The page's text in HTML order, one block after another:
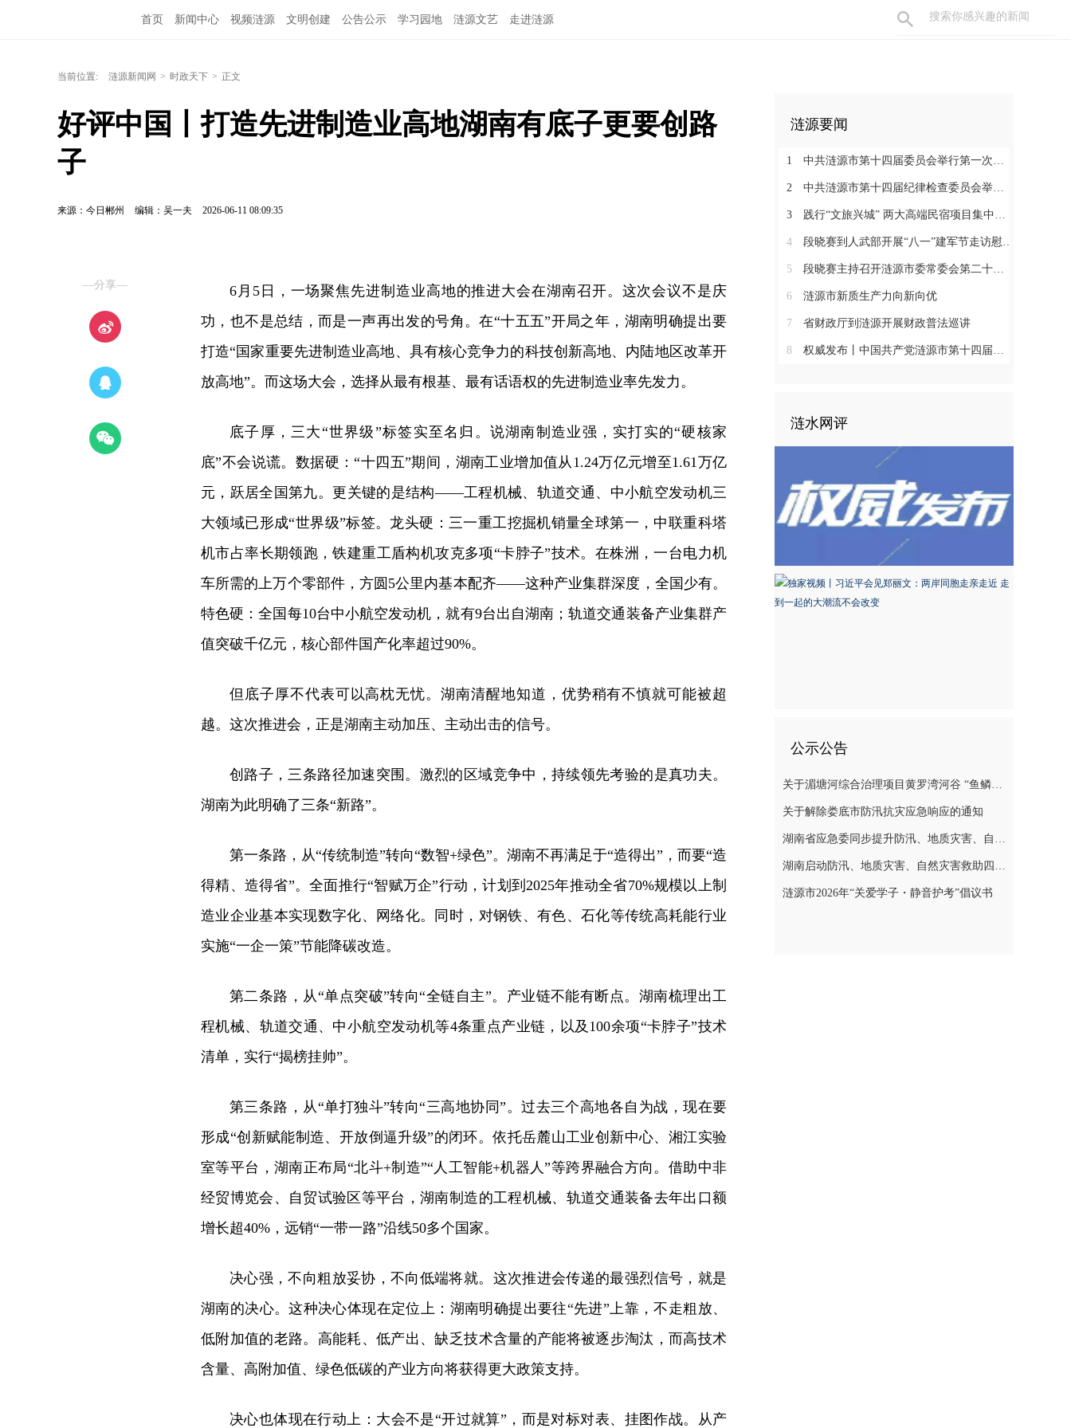
首页 新闻中心 视频涟源 文明创建 公告公示 学习园地 涟源文艺 走进涟源
当前位置: 涟源新闻网 > 时政天下 > 正文
好评中国丨打造先进制造业高地湖南有底子更要创路
子
来源：今日郴州 编辑：吴一夫 2026-06-11 08:09:35
—分享—
6月5日，一场聚焦先进制造业高地的推进大会在湖南召开。这次会议不是庆
功，也不是总结，而是一声再出发的号角。在“十五五”开局之年，湖南明确提出要
打造“国家重要先进制造业高地、具有核心竞争力的科技创新高地、内陆地区改革开
放高地”。而这场大会，选择从最有根基、最有话语权的先进制造业率先发力。
底子厚，三大“世界级”标签实至名归。说湖南制造业强，实打实的“硬核家
底”不会说谎。数据硬：“十四五”期间，湖南工业增加值从1.24万亿元增至1.61万亿
元，跃居全国第九。更关键的是结构——工程机械、轨道交通、中小航空发动机三
大领域已形成“世界级”标签。龙头硬：三一重工挖掘机销量全球第一，中联重科塔
机市占率长期领跑，铁建重工盾构机攻克多项“卡脖子”技术。在株洲，一台电力机
车所需的上万个零部件，方圆5公里内基本配齐——这种产业集群深度，全国少有。
特色硬：全国每10台中小航空发动机，就有9台出自湖南；轨道交通装备产业集群产
值突破千亿元，核心部件国产化率超过90%。
但底子厚不代表可以高枕无忧。湖南清醒地知道，优势稍有不慎就可能被超
越。这次推进会，正是湖南主动加压、主动出击的信号。
创路子，三条路径加速突围。激烈的区域竞争中，持续领先考验的是真功夫。
湖南为此明确了三条“新路”。
第一条路，从“传统制造”转向“数智+绿色”。湖南不再满足于“造得出”，而要“造
得精、造得省”。全面推行“智赋万企”行动，计划到2025年推动全省70%规模以上制
造业企业基本实现数字化、网络化。同时，对钢铁、有色、石化等传统高耗能行业
实施“一企一策”节能降碳改造。
第二条路，从“单点突破”转向“全链自主”。产业链不能有断点。湖南梳理出工
程机械、轨道交通、中小航空发动机等4条重点产业链，以及100余项“卡脖子”技术
清单，实行“揭榜挂帅”。
第三条路，从“单打独斗”转向“三高地协同”。过去三个高地各自为战，现在要
形成“创新赋能制造、开放倒逼升级”的闭环。依托岳麓山工业创新中心、湘江实验
室等平台，湖南正布局“北斗+制造”“人工智能+机器人”等跨界融合方向。借助中非
经贸博览会、自贸试验区等平台，湖南制造的工程机械、轨道交通装备去年出口额
增长超40%，远销“一带一路”沿线50多个国家。
决心强，不向粗放妥协，不向低端将就。这次推进会传递的最强烈信号，就是
湖南的决心。这种决心体现在定位上：湖南明确提出要往“先进”上靠，不走粗放、
低附加值的老路。高能耗、低产出、缺乏技术含量的产能将被逐步淘汰，而高技术
含量、高附加值、绿色低碳的产业方向将获得更大政策支持。
决心也体现在行动上：大会不是“开过就算”，而是对标对表、挂图作战。从产
涟源要闻
1 中共涟源市第十四届委员会举行第一次全体会议 段晓赛当选市委书记 伍鹤群周杨当选市委副书记
2 中共涟源市第十四届纪律检查委员会举行第一次全体会议
3 践行“文旅兴城” 两大高端民宿项目集中签约开工 全力打造“湖湘地区文旅康养名城”
4 段晓赛到人武部开展“八一”建军节走访慰问活动
5 段晓赛主持召开涟源市委常委会第二十八次会议
6 涟源市新质生产力向新向优
7 省财政厅到涟源开展财政普法巡讲
8 权威发布丨中国共产党涟源市第十四届纪律检查委员会书记、副书记、常委名单
涟水网评
公示公告
关于湄塘河综合治理项目黄罗湾河谷 “鱼鳞坝”区域不对外开放的公告
关于解除娄底市防汛抗灾应急响应的通知
湖南省应急委同步提升防汛、地质灾害、自然灾害救助应急响应至三级
湖南启动防汛、地质灾害、自然灾害救助四级应急响应
涟源市2026年“关爱学子・静音护考”倡议书